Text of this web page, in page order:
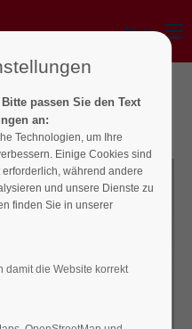
Menu
passen Sie den Text
an:
Technologien, um Ihre
Einige Cookies sind
während andere
und unsere Dienste zu
finden Sie in unserer
damit die Website korrekt